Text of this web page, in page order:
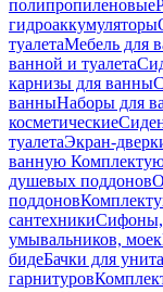
полипропиленовые
гидроаккумуляторы
туалетаМебель для
ванной и туалета
карнизы для ванны
ванныНаборы для
косметические
туалетаЭкран-
ванную
душевых поддонов
поддонов
сантехники
умывальников, моек
бидеБачки для
гарнитуров